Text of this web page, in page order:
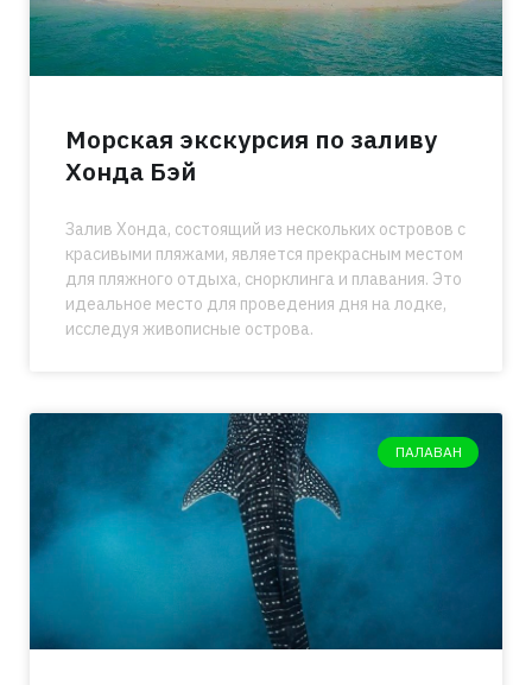
Морская экскурсия по заливу
Хонда Бэй
Залив Хонда, состоящий из нескольких островов с
красивыми пляжами, является прекрасным местом
для пляжного отдыха, снорклинга и плавания. Это
идеальное место для проведения дня на лодке,
исследуя живописные острова.
ПАЛАВАН